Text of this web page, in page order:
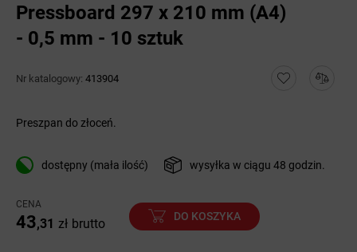
Pressboard 297 x 210 mm (A4)
- 0,5 mm - 10 sztuk
Nr katalogowy: 413904
Preszpan do złoceń.
dostępny (mała ilość) wysyłka w ciągu 48 godzin.
CENA
43,31 zł brutto
DO KOSZYKA